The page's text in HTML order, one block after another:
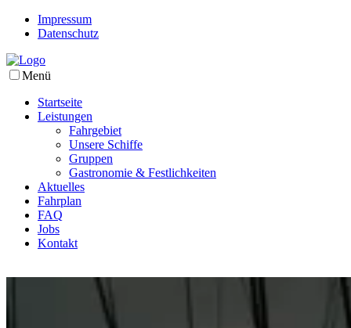
Impressum
Datenschutz
Menü
Startseite
Leistungen
Fahrgebiet
Unsere Schiffe
Gruppen
Gastronomie & Festlichkeiten
Aktuelles
Fahrplan
FAQ
Jobs
Kontakt